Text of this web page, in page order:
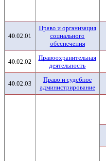
40.02.01
Право и организация
социального
обеспечения
40.02.02
Правоохранительная
деятельность
40.02.03
Право и судебное
администрирование